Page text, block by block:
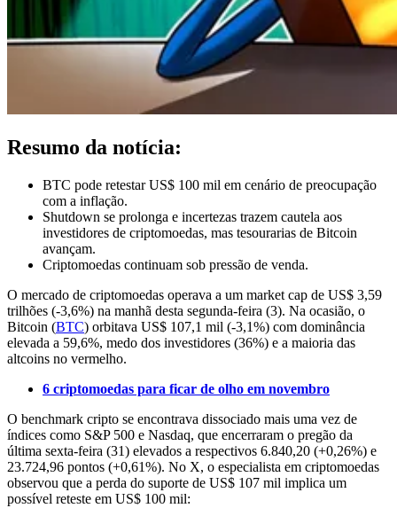
Resumo da notícia:
BTC pode retestar US$ 100 mil em cenário de preocupação
com a inflação.
Shutdown se prolonga e incertezas trazem cautela aos
investidores de criptomoedas, mas tesourarias de Bitcoin
avançam.
Criptomoedas continuam sob pressão de venda.
O mercado de criptomoedas operava a um market cap de US$ 3,59
trilhões (-3,6%) na manhã desta segunda-feira (3). Na ocasião, o
Bitcoin (BTC) orbitava US$ 107,1 mil (-3,1%) com dominância
elevada a 59,6%, medo dos investidores (36%) e a maioria das
altcoins no vermelho.
6 criptomoedas para ficar de olho em novembro
O benchmark cripto se encontrava dissociado mais uma vez de
índices como S&P 500 e Nasdaq, que encerraram o pregão da
última sexta-feira (31) elevados a respectivos 6.840,20 (+0,26%) e
23.724,96 pontos (+0,61%). No X, o especialista em criptomoedas
observou que a perda do suporte de US$ 107 mil implica um
possível reteste em US$ 100 mil: